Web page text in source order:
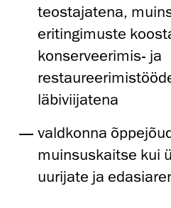
teostajatena,
eritingimuste
konserveerimis- ja
läbiviijatena
valdkonna
muinsuskaitse kui
uurijate ja